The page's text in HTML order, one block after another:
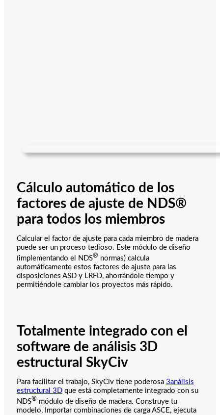
Cálculo automático de los
factores de ajuste de NDS®
para todos los miembros
Calcular el factor de ajuste para cada miembro de madera
puede ser un proceso tedioso. Este módulo de diseño
(implementando el NDS® normas) calcula
automáticamente estos factores de ajuste para las
disposiciones ASD y LRFD, ahorrándole tiempo y
permitiéndole cambiar los proyectos más rápido.
Totalmente integrado con el
software de análisis 3D
estructural SkyCiv
Para facilitar el trabajo, SkyCiv tiene poderosa 3análisis
estructural 3Dque está completamente integrado con su
NDS® módulo de diseño de madera. Construye tu
modelo, Importar combinaciones de carga ASCE, ejecuta